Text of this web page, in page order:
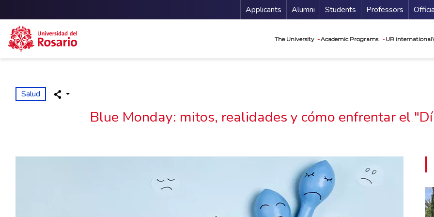
Skip to main content
Menu Secundario
Applicants Alumni Students Professors
The University Academic Programs UR international
Salud
Blue Monday: mitos, realidades y cómo enfrentar el